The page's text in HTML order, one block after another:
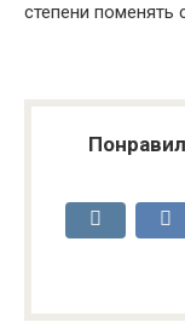
степени поменять